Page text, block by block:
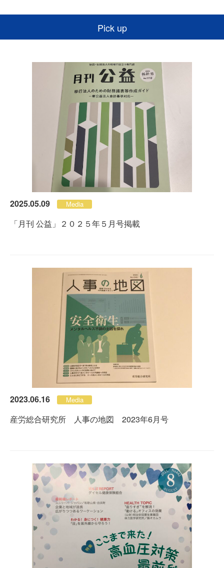
Pick up
2025.05.09 Media
「月刊 公益」２０２５年５月号掲載
2023.06.16 Media
産労総合研究所 人事の地図 2023年6月号